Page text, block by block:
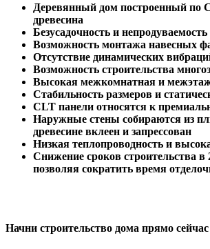
Деревянный дом построенный по
древесина
Безусадочность и
Возможность монтажа навесных
Отсутствие динамических
Возможность строительства
Высокая межкомнатная и
Стабильность размеров и
CLT панели относятся к
Наружные стены собираются из
древесине вклеен и запрессован
Низкая теплопроводность и
Снижение сроков строительства
позволяя сократить время
Начни строительство дома прямо